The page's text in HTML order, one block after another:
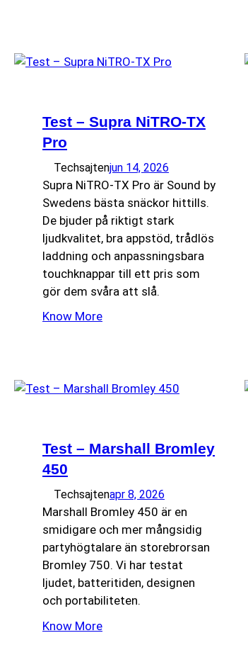
Test – Supra NiTRO-TX
Pro
Techsajtenjun 14, 2026
Supra NiTRO-TX Pro är Sound by
Swedens bästa snäckor hittills.
De bjuder på riktigt stark
ljudkvalitet, bra appstöd, trådlös
laddning och anpassningsbara
touchknappar till ett pris som
gör dem svåra att slå.
Know More
Test – Marshall Bromley
450
Techsajtenapr 8, 2026
Marshall Bromley 450 är en
smidigare och mer mångsidig
partyhögtalare än storebrorsan
Bromley 750. Vi har testat
ljudet, batteritiden, designen
och portabiliteten.
Know More